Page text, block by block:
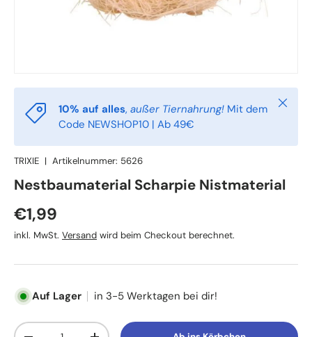
10% auf alles, außer Tiernahrung! Mit dem
Code NEWSHOP10 | Ab 49€
TRIXIE | Artikelnummer: 5626
TRIXIE
Nestbaumaterial Scharpie Nistmaterial
Normaler Preis
€1,99
inkl. MwSt. Versand wird beim Checkout berechnet.
Auf Lager in 3-5 Werktagen bei dir!
Anzahl